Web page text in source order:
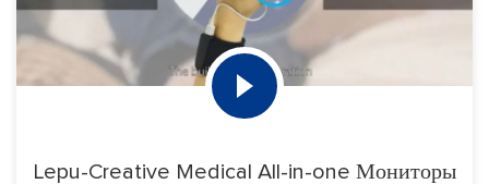
Lepu-Creative Medical All-in-one Мониторы